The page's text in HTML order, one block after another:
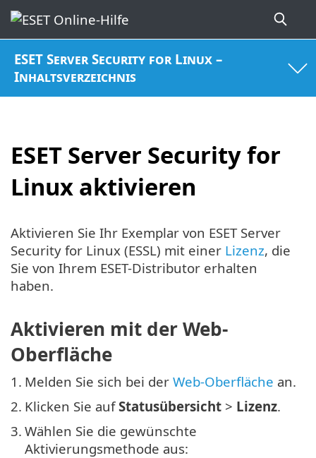
ESET Server Security for Linux –
Inhaltsverzeichnis
ESET Server Security for
Linux aktivieren
Aktivieren Sie Ihr Exemplar von ESET Server
Security for Linux (ESSL) mit einer Lizenz, die
Sie von Ihrem ESET-Distributor erhalten
haben.
Aktivieren mit der Web-
Oberfläche
1. Melden Sie sich bei der Web-Oberfläche an.
2. Klicken Sie aufStatusübersicht > Lizenz.
3. Wählen Sie die gewünschte
Aktivierungsmethode aus: